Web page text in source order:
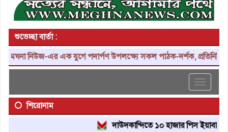
শুভেচ্ছা বার্তা :
নিউজ-এর এক যুগে পদার্পণ উপলক্ষ্যে সকল পাঠক-দর্শক, প্রতিনিধি,
Toggle
শিরোনাম
দাউদকান্দিতে ১০ হাজার পিস ইয়াবা